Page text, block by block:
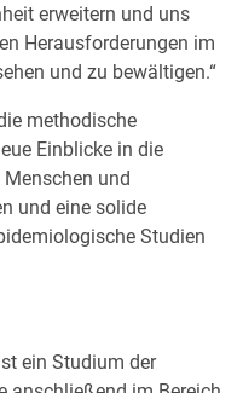
erweitern und uns
Herausforderungen im
und zu bewältigen.“
methodische
Einblicke in die
und
und eine solide
Studien
ein Studium der